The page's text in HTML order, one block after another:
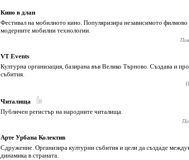
Кино в длан
Фестивал на мобилното кино. Популяризира независимото
модерните мобилни технологии.
VT Events
Културна организация, базирана във Велико Търново. Създава и
събития.
Читалища
Публичен регистър на народните читалища.
Арте Урбана Колектив
Сдружение. Организира културни събития и цели да създаде
динамика в страната.